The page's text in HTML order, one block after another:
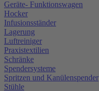
Geräte- Funktionswagen
Hocker
Infusionsständer
Lagerung
Luftreiniger
Praxistextilien
Schränke
Spendersysteme
Spritzen und Kanülenspender
Stühle